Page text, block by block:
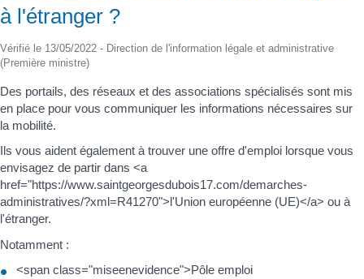
à l'étranger ?
Vérifié le 13/05/2022 - Direction de l'information légale et administrative
(Première ministre)
Des portails, des réseaux et des associations spécialisés sont mis
en place pour vous communiquer les informations nécessaires sur
la mobilité.
Ils vous aident également à trouver une offre d'emploi lorsque vous
envisagez de partir dans <a
href="https://www.saintgeorgesdubois17.com/demarches-
administratives/?xml=R41270">l'Union européenne (UE)</a> ou à
l'étranger.
Notamment :
<span class="miseenevidence">Pôle emploi